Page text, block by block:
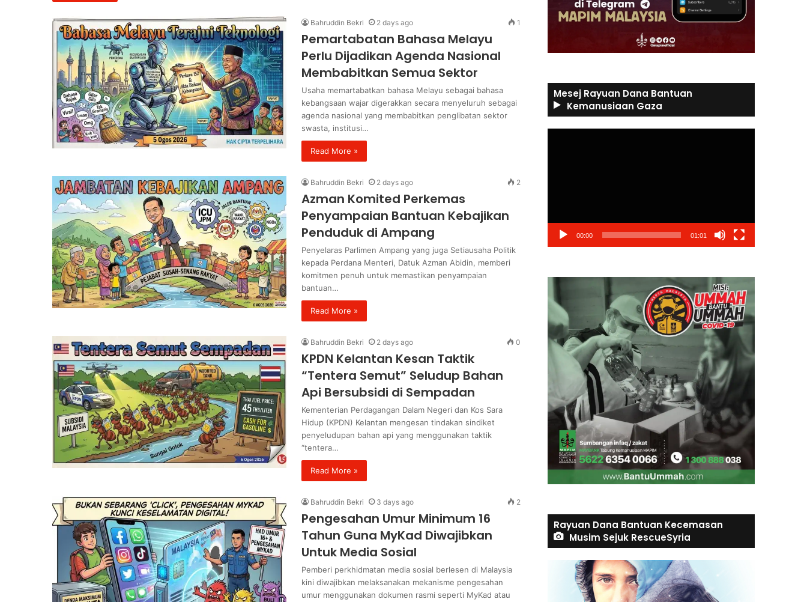
Bahruddin Bekri 2 days ago 1
Pemartabatan Bahasa Melayu
Perlu Dijadikan Agenda Nasional
Membabitkan Semua Sektor
Usaha memartabatkan bahasa Melayu sebagai bahasa
kebangsaan wajar digerakkan secara menyeluruh sebagai
agenda nasional yang membabitkan penglibatan sektor
swasta, institusi…
Read More »
Bahruddin Bekri 2 days ago 2
Azman Komited Perkemas
Penyampaian Bantuan Kebajikan
Penduduk di Ampang
Penyelaras Parlimen Ampang yang juga Setiausaha Politik
kepada Perdana Menteri, Datuk Azman Abidin, memberi
komitmen penuh untuk memastikan penyampaian
bantuan…
Read More »
Bahruddin Bekri 2 days ago 0
KPDN Kelantan Kesan Taktik
“Tentera Semut” Seludup Bahan
Api Bersubsidi di Sempadan
Kementerian Perdagangan Dalam Negeri dan Kos Sara
Hidup (KPDN) Kelantan mengesan tindakan sindiket
penyeludupan bahan api yang menggunakan taktik
“tentera…
Read More »
Bahruddin Bekri 3 days ago 2
Pengesahan Umur Minimum 16
Tahun Guna MyKad Diwajibkan
Untuk Media Sosial
Pemberi perkhidmatan media sosial berlesen di Malaysia
kini diwajibkan melaksanakan mekanisme pengesahan
umur menggunakan dokumen rasmi seperti MyKad atau
Mesej Rayuan Dana Bantuan
Kemanusiaan Gaza
00:00 01:01
Rayuan Dana Bantuan Kecemasan
Musim Sejuk RescueSyria